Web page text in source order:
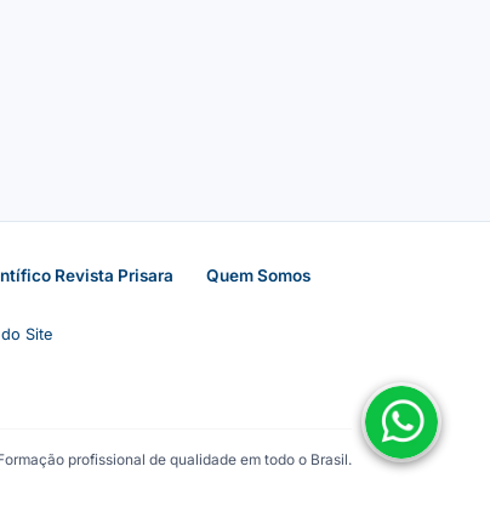
Revista Prisara
Quem Somos
Site
profissional de qualidade em todo o Brasil.